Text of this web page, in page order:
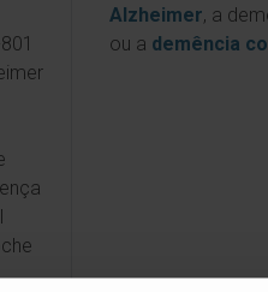
Alzheimer, a
ou a demência